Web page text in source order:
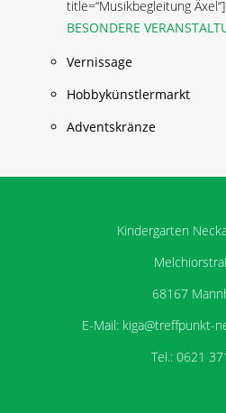
title=“Musikbegleitung
BESONDERE
Vernissage
Hobbykünstlermarkt
Adventskränze
Kindergarten
68167
E-Mail: kiga@treffpunkt-
Tel.: 0621